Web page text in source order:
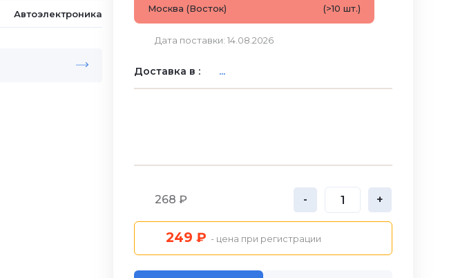
Автоэлектроника Москва (Восток) (>10 шт.)
Дата поставки: 14.08.2026
Доставка в : ...
268 ₽ - +
249 ₽ - цена при регистрации